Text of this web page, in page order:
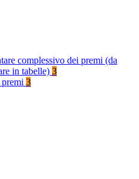
complessivo dei premi (da
in tabelle) 3
3